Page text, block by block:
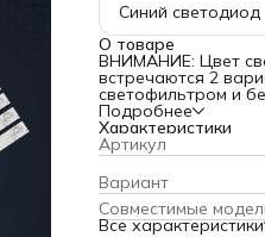
Синий светодиод
О товаре
ВНИМАНИЕ: Цвет
встречаются 2
светофильтром и
50C715 TCL
50C715-3030FC-
241220-400B0-31346
характеристики:
V Материал
Состав комплекта:
коннекторами.
Подробнее
Характеристики
Артикул
Вариант
Cовместимые
Все характеристики